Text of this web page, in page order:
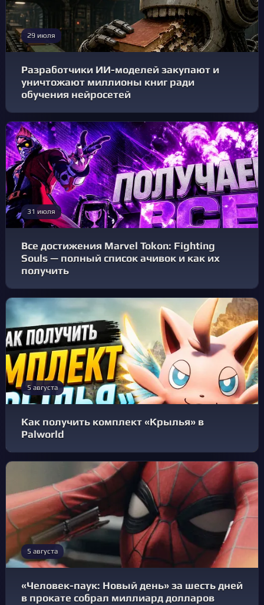
29 июля
Разработчики ИИ-моделей закупают и
уничтожают миллионы книг ради
обучения нейросетей
31 июля
Все достижения Marvel Tokon: Fighting
Souls — полный список ачивок и как их
получить
5 августа
Как получить комплект «Крылья» в
Palworld
5 августа
«Человек-паук: Новый день» за шесть дней
в прокате собрал миллиард долларов